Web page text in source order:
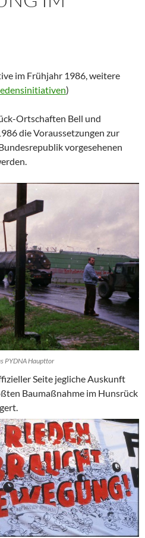
im Frühjahr 1986, weitere
)
Ortschaften Bell und
die Voraussetzungen zur
vorgesehenen
PYDNA Haupttor
Seite jegliche Auskunft
Baumaßnahme im Hunsrück